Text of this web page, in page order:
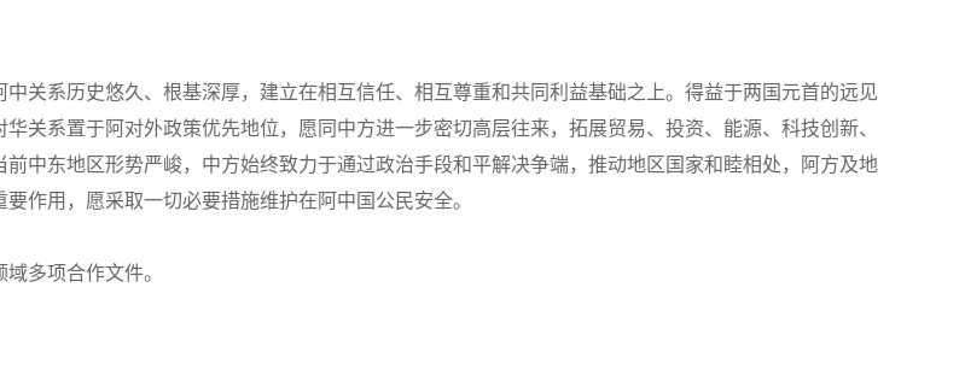
关系历史悠久、根基深厚，建立在相互信任、相互尊重和共同利益基础之上。得益于两国元首的远见
关系置于阿对外政策优先地位，愿同中方进一步密切高层往来，拓展贸易、投资、能源、科技创新、
中东地区形势严峻，中方始终致力于通过政治手段和平解决争端，推动地区国家和睦相处，阿方及地
作用，愿采取一切必要措施维护在阿中国公民安全。
多项合作文件。